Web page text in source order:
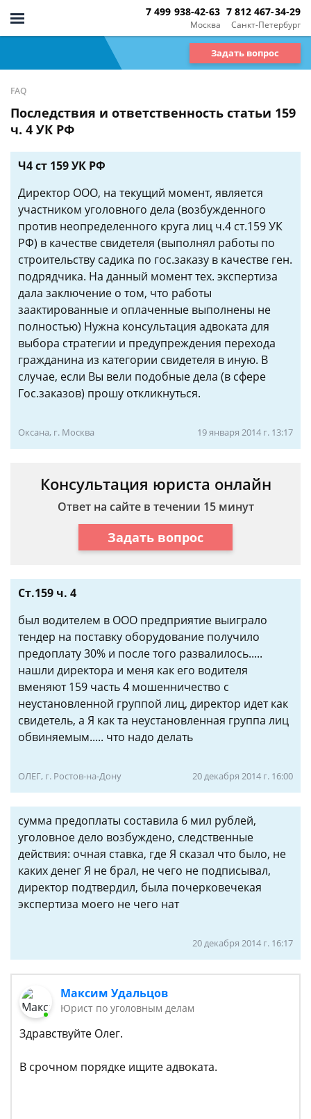
Москва
7 499 938-42-63
Санкт-Петербург
7 812 467-34-29
Задать вопрос
FAQ
Последствия и ответственность статьи 159
ч. 4 УК РФ
Ч4 ст 159 УК РФ
Директор ООО, на текущий момент, является
участником уголовного дела (возбужденного
против неопределенного круга лиц ч.4 ст.159 УК
РФ) в качестве свидетеля (выполнял работы по
строительству садика по гос.заказу в качестве ген.
подрядчика. На данный момент тех. экспертиза
дала заключение о том, что работы
заактированные и оплаченные выполнены не
полностью) Нужна консультация адвоката для
выбора стратегии и предупреждения перехода
гражданина из категории свидетеля в иную. В
случае, если Вы вели подобные дела (в сфере
Гос.заказов) прошу откликнуться.
Оксана, г. Москва 19 января 2014 г. 13:17
Консультация юриста онлайн
Ответ на сайте в течении 15 минут
Задать вопрос
Ст.159 ч. 4
был водителем в ООО предприятие выиграло
тендер на поставку оборудование получило
предоплату 30% и после того развалилось.....
нашли директора и меня как его водителя
вменяют 159 часть 4 мошенничество с
неустановленной группой лиц, директор идет как
свидетель, а Я как та неустановленная группа лиц
обвиняемым..... что надо делать
ОЛЕГ, г. Ростов-на-Дону 20 декабря 2014 г. 16:00
сумма предоплаты составила 6 мил рублей,
уголовное дело возбуждено, следственные
действия: очная ставка, где Я сказал что было, не
каких денег Я не брал, не чего не подписывал,
директор подтвердил, была почерковечекая
экспертиза моего не чего нат
20 декабря 2014 г. 16:17
Максим Удальцов
Юрист по уголовным делам
Здравствуйте Олег.
В срочном порядке ищите адвоката.